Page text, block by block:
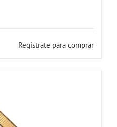
Registrate para comprar